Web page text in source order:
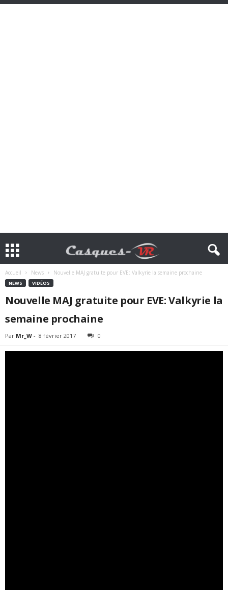
Accueil News Nouvelle MAJ gratuite pour EVE: Valkyrie la semaine prochaine
NEWS VIDÉOS
Nouvelle MAJ gratuite pour EVE: Valkyrie la
semaine prochaine
Par Mr_W - 8 février 2017 0